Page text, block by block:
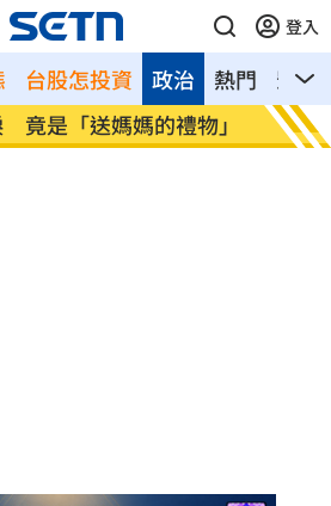
登入
台股怎投資 熱門 影音
政治
竟是「送媽媽的禮物」
新／
迷